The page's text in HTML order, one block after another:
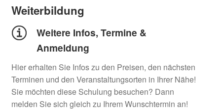
Weiterbildung
Weitere Infos, Termine &
Anmeldung
Hier erhalten Sie Infos zu den Preisen, den nächsten
Terminen und den Veranstaltungsorten in Ihrer Nähe!
Sie möchten diese Schulung besuchen? Dann
melden Sie sich gleich zu Ihrem Wunschtermin an!